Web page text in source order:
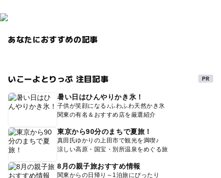
あなたにおすすめの記事
いこーよとりっぷ 注目記事
暑い日はひんやりかき氷！
子供が笑顔になる♪ふわふわ天然かき氷
関東の有名＆おすすめ店を厳選紹介
東京から90分のまちで夏旅！
真田氏ゆかりの上田市で観光を満喫♪
涼しい高原・国宝・別所温泉をめぐる旅
8月の親子旅おすすめ情報
関東からの日帰り～1泊旅にぴったり